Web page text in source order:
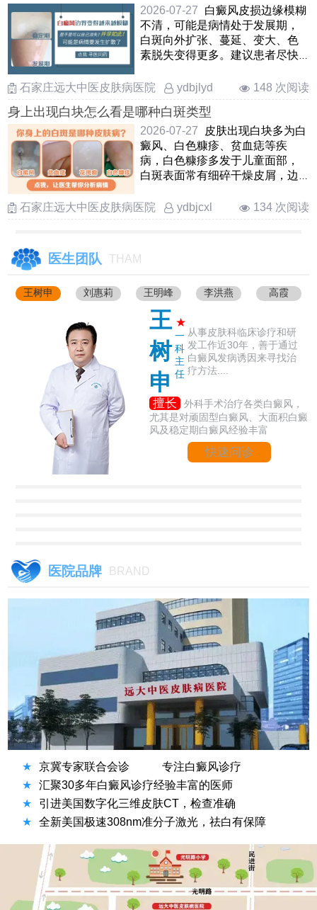
2026-07-27
白癜风皮损边缘模糊
不清，可能是病情处于发展期，
白斑向外扩张、蔓延、变大、色
素脱失变得更多。建议患者尽快
石家庄远大中医皮肤病医院
ydbjlyd 148 次阅读
身上出现白块怎么看是哪种白斑类型
2026-07-27
皮肤出现白块多为白
癜风、白色糠疹、贫血痣等疾
病，白色糠疹多发于儿童面部，
白斑表面常有细碎干燥皮屑，边
……
石家庄远大中医皮肤病医院 ydbjcxl 134 次阅读
医生团队 THAM
王树申 刘惠莉 王明峰 李洪燕 高霞
王
树
申
★
一
科
主
任
从事皮肤科临床诊疗和研
发工作近30年，善于通过
白癜风发病诱因来寻找治
疗方法....
擅长
外科手术治疗各类白癜风，
尤其是对顽固型白癜风、大面积白癜
风及稳定期白癜风经验丰富
快速问诊
医院品牌 BRAND
★ 京冀专家联合会诊
专注白癜风诊疗
★
汇聚30多年白癜风诊疗经验丰富的医师
★
引进美国数字化三维皮肤CT，检查准确
★
全新美国极速308nm准分子激光，祛白有保障